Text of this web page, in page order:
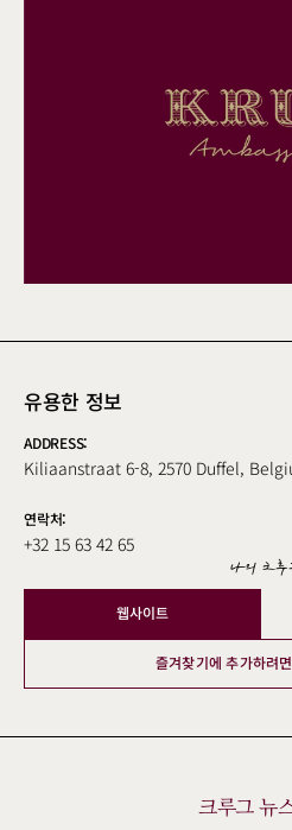
유용한 정보
ADDRESS:
Kiliaanstraat 6-8, 2570 Duffel,
연락처:
+32 15 63 42 65 나의 크
웹사이트
즐겨찾기에 추가하려
크루그 뉴